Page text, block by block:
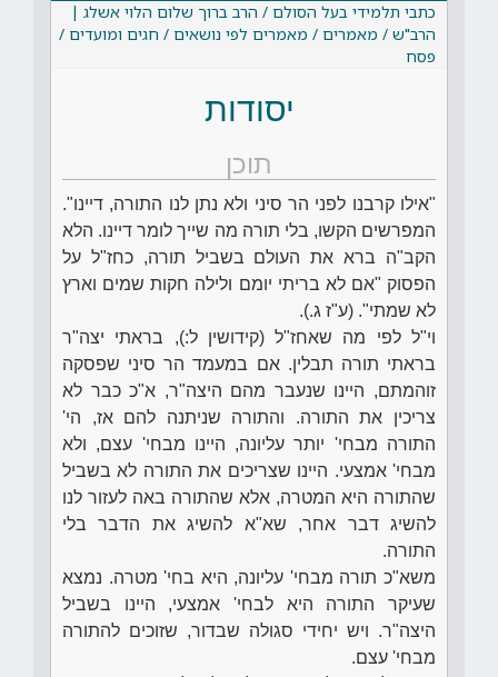
כתבי תלמידי בעל הסולם / הרב ברוך שלום הלוי אשלג |
הרב"ש / מאמרים / מאמרים לפי נושאים / חגים ומועדים /
פסח
יסודות
תוכן
"אילו קרבנו לפני הר סיני ולא נתן לנו התורה, דיינו".
המפרשים הקשו, בלי תורה מה שייך לומר דיינו. הלא
הקב"ה ברא את העולם בשביל תורה, כחז"ל על
הפסוק "אם לא בריתי יומם ולילה חקות שמים וארץ
לא שמתי". (ע"ז ג.).
וי"ל לפי מה שאחז"ל (קידושין ל:), בראתי יצה"ר
בראתי תורה תבלין. אם במעמד הר סיני שפסקה
זוהמתם, היינו שנעבר מהם היצה"ר, א"כ כבר לא
צריכין את התורה. והתורה שניתנה להם אז, הי'
התורה מבחי' יותר עליונה, היינו מבחי' עצם, ולא
מבחי' אמצעי. היינו שצריכים את התורה לא בשביל
שהתורה היא המטרה, אלא שהתורה באה לעזור לנו
להשיג דבר אחר, שא"א להשיג את הדבר בלי
התורה.
משא"כ תורה מבחי' עליונה, היא בחי' מטרה. נמצא
שעיקר התורה היא לבחי' אמצעי, היינו בשביל
היצה"ר. ויש יחידי סגולה שבדור, שזוכים להתורה
מבחי' עצם.